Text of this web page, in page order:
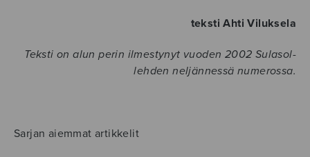
teksti Ahti Viluksela
Teksti on alun perin ilmestynyt vuoden 2002 Sulasol-
lehden neljännessä numerossa.
Sarjan aiemmat artikkelit